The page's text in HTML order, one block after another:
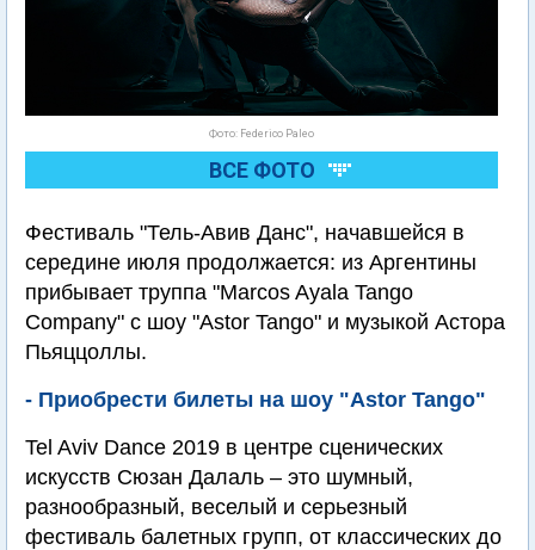
Фото: Federico Paleo
ВСЕ ФОТО
Фестиваль "Тель-Авив Данс", начавшейся в
середине июля продолжается: из Аргентины
прибывает труппа "Marcos Ayala Tango
Company" с шоу "Astor Tango" и музыкой Астора
Пьяццоллы.
- Приобрести билеты на шоу "Astor Tango"
Tel Aviv Dance 2019 в центре сценических
искусств Сюзан Далаль – это шумный,
разнообразный, веселый и серьезный
фестиваль балетных групп, от классических до